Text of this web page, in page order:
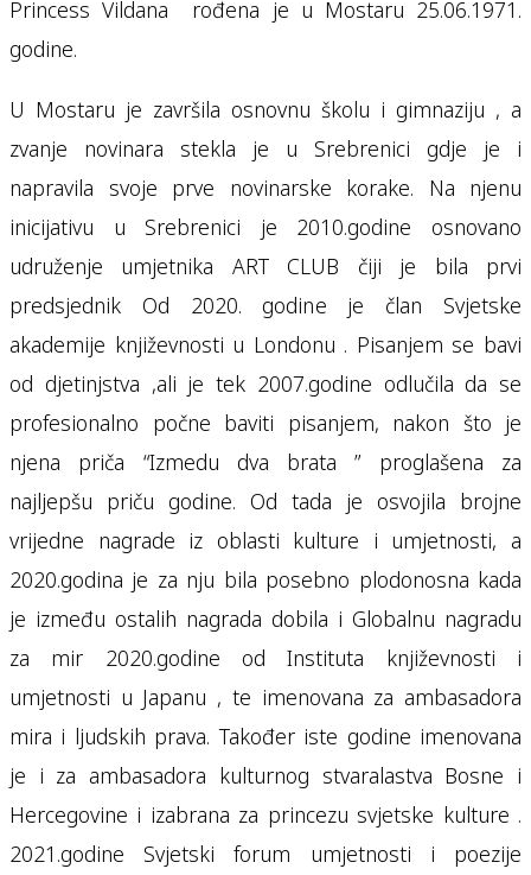
Princess Vildana rođena je u Mostaru 25.06.1971.
godine.
U Mostaru je završila osnovnu školu i gimnaziju , a
zvanje novinara stekla je u Srebrenici gdje je i
napravila svoje prve novinarske korake. Na njenu
inicijativu u Srebrenici je 2010.godine osnovano
udruženje umjetnika ART CLUB čiji je bila prvi
predsjednik Od 2020. godine je član Svjetske
akademije književnosti u Londonu . Pisanjem se bavi
od djetinjstva ,ali je tek 2007.godine odlučila da se
profesionalno počne baviti pisanjem, nakon što je
njena priča “Izmedu dva brata ” proglašena za
najljepšu priču godine. Od tada je osvojila brojne
vrijedne nagrade iz oblasti kulture i umjetnosti, a
2020.godina je za nju bila posebno plodonosna kada
je između ostalih nagrada dobila i Globalnu nagradu
za mir 2020.godine od Instituta književnosti i
umjetnosti u Japanu , te imenovana za ambasadora
mira i ljudskih prava. Također iste godine imenovana
je i za ambasadora kulturnog stvaralastva Bosne i
Hercegovine i izabrana za princezu svjetske kulture .
2021.godine Svjetski forum umjetnosti i poezije